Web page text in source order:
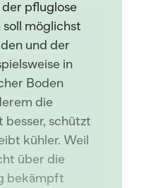
pfluglose
möglichst
und der
in
Boden
die
schützt
kühler. Weil
über die
bekämpft